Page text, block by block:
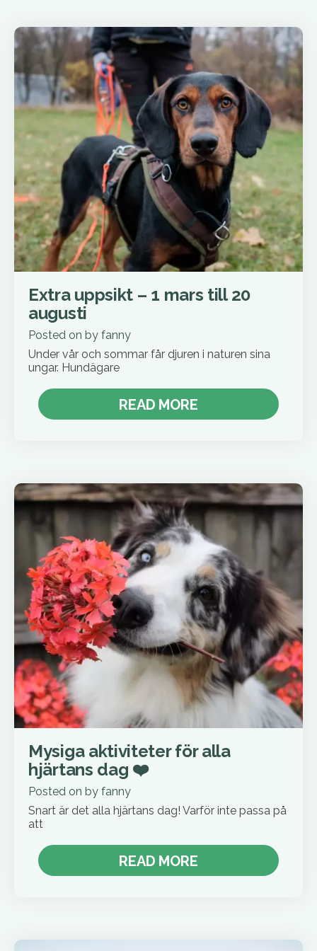
Extra uppsikt – 1 mars till 20
augusti
Posted on by fanny
Under vår och sommar får djuren i naturen sina
ungar. Hundägare
READ MORE
Mysiga aktiviteter för alla
hjärtans dag ❤️
Posted on by fanny
Snart är det alla hjärtans dag! Varför inte passa på
att
READ MORE